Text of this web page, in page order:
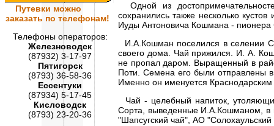
Путевки можно
заказать по телефонам!
Телефоны операторов:
Железноводск
(87932) 3-17-97
Пятигорск
(8793) 36-58-36
Ессентуки
(87934) 5-17-45
Кисловодск
(8793) 23-20-36
Одной из
сохранились также несколько
Иуды Антоновича Кошмана - пионера
И.А.Кошман поселился в селении
своего дома. Чай прижился. И. А.
не пропал даром. Выращенный в
Поти. Семена его были отправлены
Именно он именуется
Чай - целебный напиток,
Сорта, выведенные И.А.Кошманом, в
"Шапсугский чай", АО